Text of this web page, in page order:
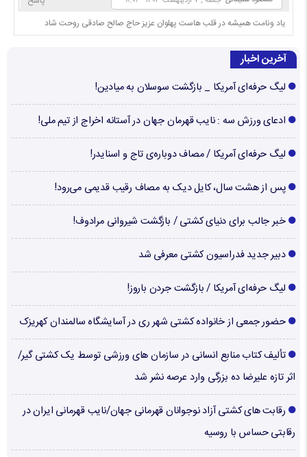
یاد ونامت همیشه در قلب هاست پهلوان عزیز حاج صالح صادقی روحت شاد
آخرین اخبار
لیگ حرفه‌ای آمریکا _ بازگشت سوسلان به میادین!
ادعای ورزش سه : نایب قهرمان جهان در آستانه اخراج از تیم ملی!
لیگ حرفه‌ای آمریکا / مصاف دوباره‌ی تاج و اسنایدر!
پس از هشت سال، کایل دیک به مصاف رقیب قدیمی می‌رود!
خبر جالب برای دنیای کشتی / بازگشت شیروانی مرادوف!
دبیر جدید فدراسیون کشتی معرفی شد
لیگ حرفه‌ای آمریکا / بازگشت جردن باروز!
حضور جمعی از خانواده کشتی شهر ری در آسایشگاه سالمندان کهریزک
تألیف کتاب منابع انسانی در سازمان های ورزشی توسط یک کشتی گیر/
اثر تازه علیرضا ده بزرگی وارد عرصه نشر شد
رقابت های کشتی آزاد نوجوانان قهرمانی جهان/نایب قهرمانی ایران در
رقابتی حساس با روسیه